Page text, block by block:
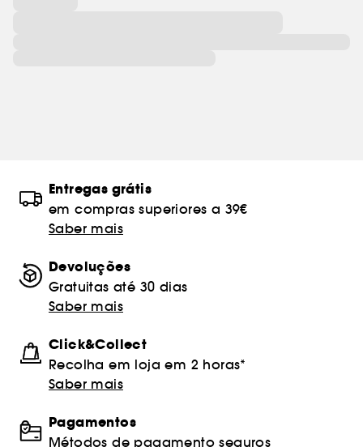
Entregas grátis
em compras superiores a 39€
Saber mais
Devoluções
Gratuitas até 30 dias
Saber mais
Click&Collect
Recolha em loja em 2 horas*
Saber mais
Pagamentos
Métodos de pagamento seguros